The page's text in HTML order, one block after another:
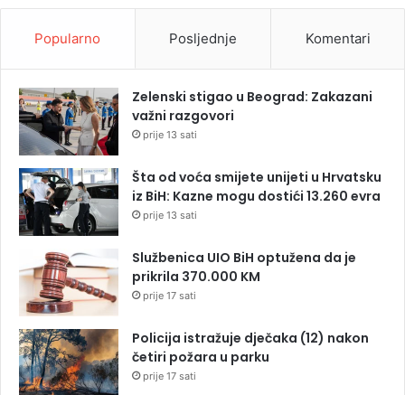
Popularno Posljednje Komentari
Zelenski stigao u Beograd: Zakazani
važni razgovori
prije 13 sati
Šta od voća smijete unijeti u Hrvatsku
iz BiH: Kazne mogu dostići 13.260 evra
prije 13 sati
Službenica UIO BiH optužena da je
prikrila 370.000 KM
prije 17 sati
Policija istražuje dječaka (12) nakon
četiri požara u parku
prije 17 sati